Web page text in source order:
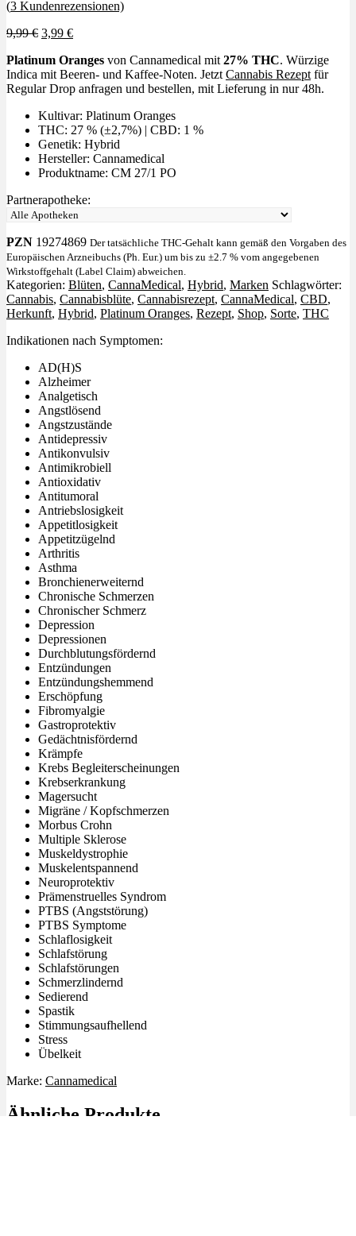
(3 Kundenrezensionen)
9,99€ Ursprünglicher
war:
9,99 €
3,99 €Aktueller
ist:
3,99 €.
Platinum Oranges von Cannamedical mit 27% THC. Würzige
Indica mit Beeren- und Kaffee-Noten. Jetzt Cannabis Rezept für
Regular Drop anfragen und bestellen, mit Lieferung in nur 48h.
Kultivar: Platinum Oranges
THC: 27 % (±2,7%) | CBD: 1 %
Genetik: Hybrid
Hersteller: Cannamedical
Produktname: CM 27/1 PO
Partnerapotheke:
PZN 19274869 Der tatsächliche THC-Gehalt kann gemäß den Vorgaben des
Europäischen Arzneibuchs (Ph. Eur.) um bis zu ±2.7 % vom angegebenen
Wirkstoffgehalt (Label Claim) abweichen.
Kategorien: Blüten, CannaMedical, Hybrid, Marken Schlagwörter:
Cannabis, Cannabisblüte, Cannabisrezept, CannaMedical, CBD,
Herkunft, Hybrid, Platinum Oranges, Rezept, Shop, Sorte, THC
Indikationen nach Symptomen:
AD(H)S
Alzheimer
Analgetisch
Angstlösend
Angstzustände
Antidepressiv
Antikonvulsiv
Antimikrobiell
Antioxidativ
Antitumoral
Antriebslosigkeit
Appetitlosigkeit
Appetitzügelnd
Arthritis
Asthma
Bronchienerweiternd
Chronische Schmerzen
Chronischer Schmerz
Depression
Depressionen
Durchblutungsfördernd
Entzündungen
Entzündungshemmend
Erschöpfung
Fibromyalgie
Gastroprotektiv
Gedächtnisfördernd
Krämpfe
Krebs Begleiterscheinungen
Krebserkrankung
Magersucht
Migräne / Kopfschmerzen
Morbus Crohn
Multiple Sklerose
Muskeldystrophie
Muskelentspannend
Neuroprotektiv
Prämenstruelles Syndrom
PTBS (Angststörung)
PTBS Symptome
Schlaflosigkeit
Schlafstörung
Schlafstörungen
Schmerzlindernd
Sedierend
Spastik
Stimmungsaufhellend
Stress
Übelkeit
Marke: Cannamedical
Ähnliche Produkte